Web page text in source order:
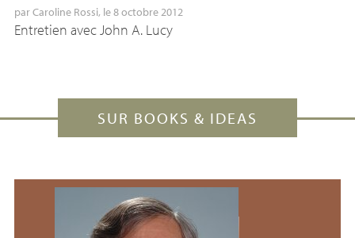
parCaroline Rossi, le 8 octobre 2012
Entretien avec John A. Lucy
SUR BOOKS & IDEAS